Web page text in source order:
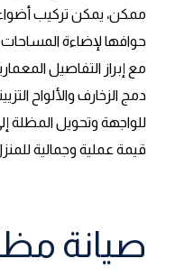
ممكن، يمكن تركيب
حوافها لإضاءة المساحات
مع إبراز التفاصيل
دمج الزخارف والألواح
للواجهة وتحويل
قيمة عملية وجمالية
صيانة